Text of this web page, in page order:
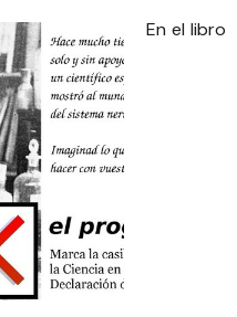
En el libro